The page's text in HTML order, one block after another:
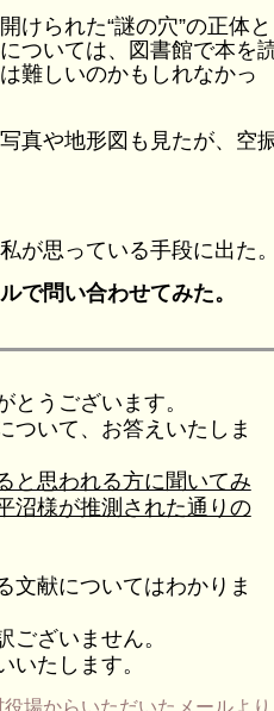
けられた“謎の穴”の正体と
ついては、図書館で本を
難しいのかもしれなかっ
真や地形図も見たが、空
が思っている手段に出た
で問い合わせてみた。
とうございます。
ついて、お答えいたしま
と思われる方に聞いてみ
沼様が推測された通りの
文献についてはわかりま
ございません。
いたします。